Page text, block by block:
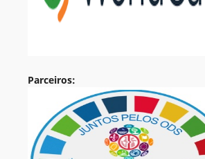
Parceiros: